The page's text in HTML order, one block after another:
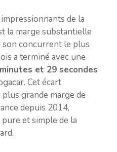
de la
la marge substantielle
son concurrent le plus
a terminé avec une
et 29 secondes
Cet écart
grande marge de
depuis 2014,
et simple de la